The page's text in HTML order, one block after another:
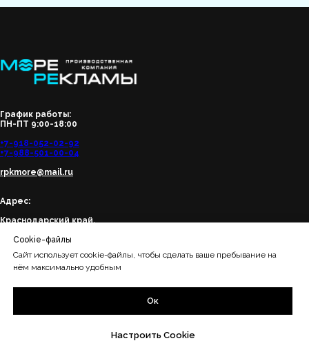
График работы:
ПН-ПТ 9:00-18:00
+7-918-052-02-92
+7-988-501-00-04
rpkmore@mail.ru
Адрес:
Краснодарский край,
ул. Тюльпанов, 41, корп. 5
Вывеска ТЦ
Cookie-файлы
Сайт использует cookie-файлы, чтобы сделать ваше пребывание на
нём максимально удобным
Ок
Настроить Cookie